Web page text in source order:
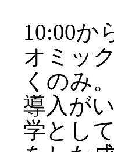
10:00か
オミッ
くのみ。
導入が
学とし